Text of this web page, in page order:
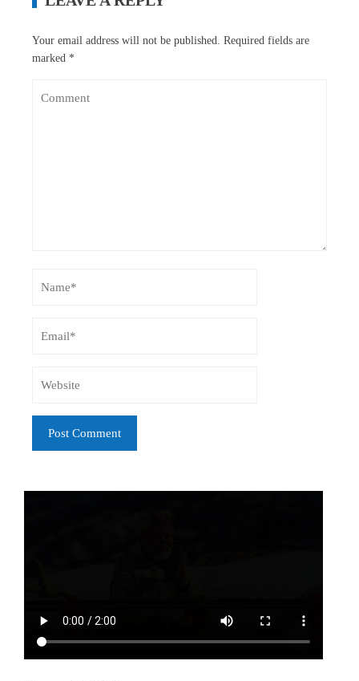
Your email address will not be published. Required fields are
marked *